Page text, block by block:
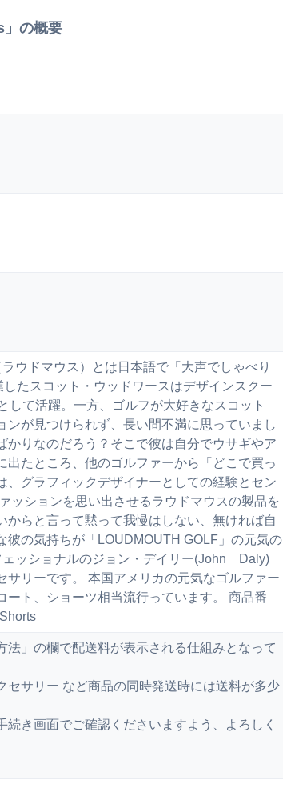
」の概要
ウドマウス）とは日本語で「大声でしゃべり
たスコット・ウッドワースはデザインスクー
して活躍。一方、ゴルフが大好きなスコット
が見つけられず、長い間不満に思っていまし
りなのだろう？そこで彼は自分でウサギやア
たところ、他のゴルファーから「どこで買っ
グラフィックデザイナーとしての経験とセン
ッションを思い出させるラウドマウスの製品を
らと言って黙って我慢はしない、無ければ自
の気持ちが「LOUDMOUTH GOLF」の元気の
ッショナルのジョン・デイリー(John Daly)
リーです。 本国アメリカの元気なゴルファー
ト、ショーツ相当流行っています。 商品番
」の欄で配送料が表示される仕組みとなって
サリー など商品の同時発送時には送料が多少
続き画面でご確認くださいますよう、よろしく